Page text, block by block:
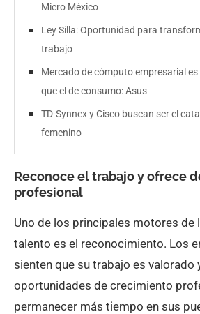
Micro México
Ley Silla: Oportunidad para
trabajo
Mercado de cómputo empresarial
que el de consumo: Asus
TD-Synnex y Cisco buscan ser el
femenino
Reconoce el trabajo y ofrece
profesional
Uno de los principales motores de
talento es el reconocimiento. Los
sienten que su trabajo es valorado
oportunidades de crecimiento
permanecer más tiempo en sus